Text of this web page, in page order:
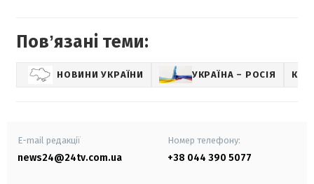
Повʼязані теми:
НОВИНИ УКРАЇНИ УКРАЇНА – РОСІЯ
E-mail редакції
news24@24tv.com.ua
Номер телефону:
+38 044 390 5077